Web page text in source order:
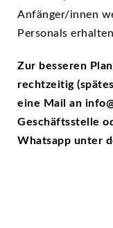
Anfänger/innen
Personals
Zur besseren
rechtzeitig
eine Mail an
Geschäftsstelle
Whatsapp unter